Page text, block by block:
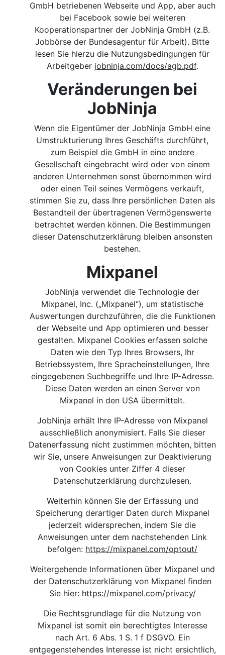
GmbH betriebenen Webseite und App, aber auch
bei Facebook sowie bei weiteren
Kooperationspartner der JobNinja GmbH (z.B.
Jobbörse der Bundesagentur für Arbeit). Bitte
lesen Sie hierzu die Nutzungsbedingungen für
Arbeitgeber jobninja.com/docs/agb.pdf.
Veränderungen bei
JobNinja
Wenn die Eigentümer der JobNinja GmbH eine
Umstrukturierung Ihres Geschäfts durchführt,
zum Beispiel die GmbH in eine andere
Gesellschaft eingebracht wird oder von einem
anderen Unternehmen sonst übernommen wird
oder einen Teil seines Vermögens verkauft,
stimmen Sie zu, dass Ihre persönlichen Daten als
Bestandteil der übertragenen Vermögenswerte
betrachtet werden können. Die Bestimmungen
dieser Datenschutzerklärung bleiben ansonsten
bestehen.
Mixpanel
JobNinja verwendet die Technologie der
Mixpanel, Inc. („Mixpanel“), um statistische
Auswertungen durchzuführen, die die Funktionen
der Webseite und App optimieren und besser
gestalten. Mixpanel Cookies erfassen solche
Daten wie den Typ Ihres Browsers, Ihr
Betriebssystem, Ihre Spracheinstellungen, Ihre
eingegebenen Suchbegriffe und Ihre IP-Adresse.
Diese Daten werden an einen Server von
Mixpanel in den USA übermittelt.
JobNinja erhält Ihre IP-Adresse von Mixpanel
ausschließlich anonymisiert. Falls Sie dieser
Datenerfassung nicht zustimmen möchten, bitten
wir Sie, unsere Anweisungen zur Deaktivierung
von Cookies unter Ziffer 4 dieser
Datenschutzerklärung durchzulesen.
Weiterhin können Sie der Erfassung und
Speicherung derartiger Daten durch Mixpanel
jederzeit widersprechen, indem Sie die
Anweisungen unter dem nachstehenden Link
befolgen: https://mixpanel.com/optout/
Weitergehende Informationen über Mixpanel und
der Datenschutzerklärung von Mixpanel finden
Sie hier: https://mixpanel.com/privacy/
Die Rechtsgrundlage für die Nutzung von
Mixpanel ist somit ein berechtigtes Interesse
nach Art. 6 Abs. 1 S. 1 f DSGVO. Ein
entgegenstehendes Interesse ist nicht ersichtlich,